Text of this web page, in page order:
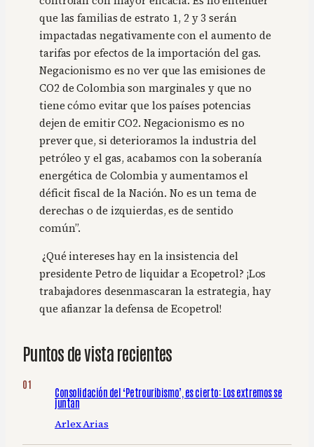
que las familias de estrato 1, 2 y 3 serán
impactadas negativamente con el aumento de
tarifas por efectos de la importación del gas.
Negacionismo es no ver que las emisiones de
CO2 de Colombia son marginales y que no
tiene cómo evitar que los países potencias
dejen de emitir CO2. Negacionismo es no
prever que, si deterioramos la industria del
petróleo y el gas, acabamos con la soberanía
energética de Colombia y aumentamos el
déficit fiscal de la Nación. No es un tema de
derechas o de izquierdas, es de sentido
común”.
¿Qué intereses hay en la insistencia del
presidente Petro de liquidar a Ecopetrol? ¡Los
trabajadores desenmascaran la estrategia, hay
que afianzar la defensa de Ecopetrol!
Puntos de vista recientes
Consolidación del ‘Petrouribismo’, es cierto: Los extremos se
juntan
Arlex Arias